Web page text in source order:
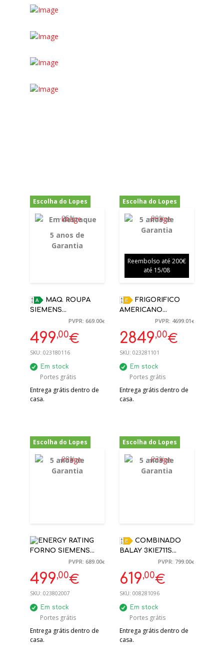
Escolha do Lopes
Em destaque
5 anos de
Garantia
-25%
SIEMENS
WG44G2Z1EP 9KG
1400RPM A BRANCA
C/VAPOR | 5 ANOS
GARANTIA
PVPR: 669.00€
499,00€
SKU: 023180116
Em stock
Portes grátis
Entrega grátis dentro de
casa.
Escolha do Lopes
5 anos de
Garantia
-39%
Reembolso até 200€
até 15/08
AMERICANO
SIEMENS KF96RSBEA
PRETO
183X90.6X73.6CM C/
GARRAFEIRA | 5
PVPR: 4699.01€
2849,00€
SKU: 023281101
Em stock
Portes grátis
Entrega grátis dentro de
casa.
Escolha do Lopes
5 anos de
Garantia
-28%
FORNO SIEMENS
HB578GES3 VIDRO
PRETO PIROLITICO +
HIDROLITICO A+ | 5
ANOS GARANTIA
PVPR: 689.00€
499,00€
SKU: 023802007
Em stock
Portes grátis
Entrega grátis dentro de
casa.
Escolha do Lopes
5 anos de
Garantia
-23%
COMBINADO
BALAY 3KIE711S
ENCASTRE LOW
FROST
177,2X54,1X54,8CM | 5
ANOS GARANTIA
PVPR: 799.00€
619,00€
SKU: 008281096
Em stock
Portes grátis
Entrega grátis dentro de
casa.